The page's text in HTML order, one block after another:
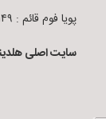
پویا فوم قائم : ۸۸۱۴۹ – ۴۷۸۳۱
سایت اصلی